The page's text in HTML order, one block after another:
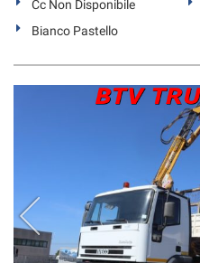
Cc Non Disponibile
Bianco Pastello